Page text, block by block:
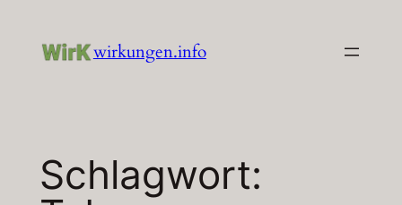
Inhalt
wirkungen.info
Schlagwort: